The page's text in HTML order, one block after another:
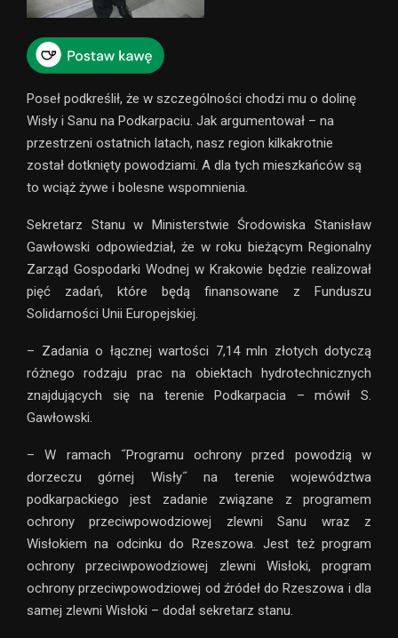
Poseł podkreślił, że w szczególności chodzi mu o dolinę
Wisły i Sanu na Podkarpaciu. Jak argumentował – na
przestrzeni ostatnich latach, nasz region kilkakrotnie
został dotknięty powodziami. A dla tych mieszkańców są
to wciąż żywe i bolesne wspomnienia.
Sekretarz Stanu w Ministerstwie Środowiska Stanisław
Gawłowski odpowiedział, że w roku bieżącym Regionalny
Zarząd Gospodarki Wodnej w Krakowie będzie realizował
pięć zadań, które będą finansowane z Funduszu
Solidarności Unii Europejskiej.
– Zadania o łącznej wartości 7,14 mln złotych dotyczą
różnego rodzaju prac na obiektach hydrotechnicznych
znajdujących się na terenie Podkarpacia – mówił S.
Gawłowski.
– W ramach ˝Programu ochrony przed powodzią w
dorzeczu górnej Wisły˝ na terenie województwa
podkarpackiego jest zadanie związane z programem
ochrony przeciwpowodziowej zlewni Sanu wraz z
Wisłokiem na odcinku do Rzeszowa. Jest też program
ochrony przeciwpowodziowej zlewni Wisłoki, program
ochrony przeciwpowodziowej od źródeł do Rzeszowa i dla
samej zlewni Wisłoki – dodał sekretarz stanu.